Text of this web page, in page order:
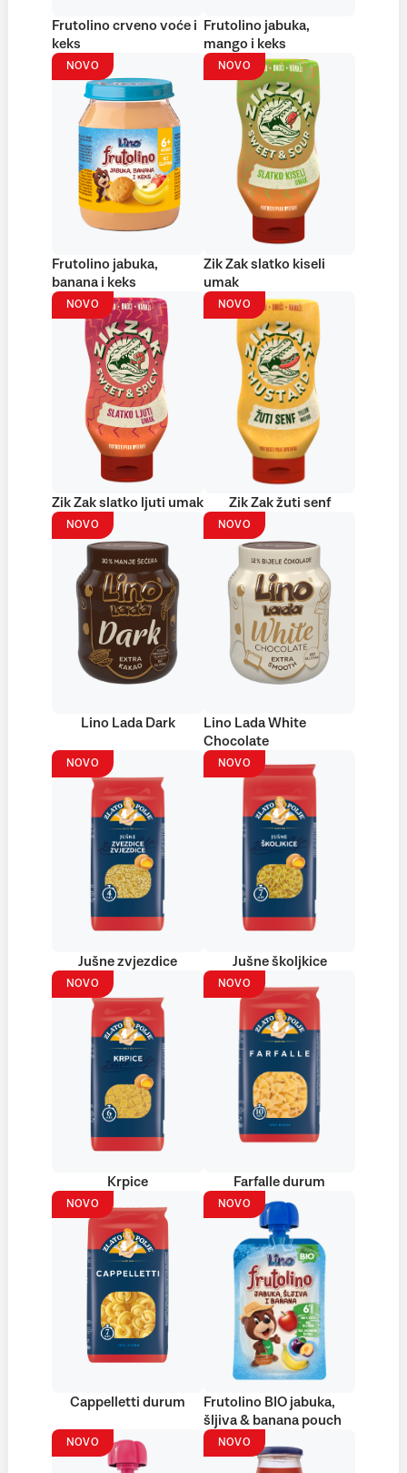
Frutolino crveno voće i
keks
Frutolino jabuka,
mango i keks
NOVO
Frutolino jabuka,
banana i keks
NOVO
Zik Zak slatko kiseli
umak
NOVO
Zik Zak slatko ljuti umak
NOVO
Zik Zak žuti senf
NOVO
Lino Lada Dark
NOVO
Lino Lada White
Chocolate
NOVO
Jušne zvjezdice
NOVO
Jušne školjkice
NOVO
Krpice
NOVO
Farfalle durum
NOVO
Cappelletti durum
NOVO
Frutolino BIO jabuka,
šljiva & banana pouch
NOVO NOVO